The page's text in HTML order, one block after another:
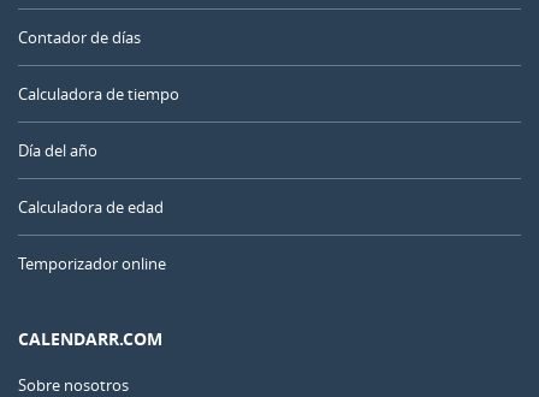
Contador de días
Calculadora de tiempo
Día del año
Calculadora de edad
Temporizador online
CALENDARR.COM
Sobre nosotros